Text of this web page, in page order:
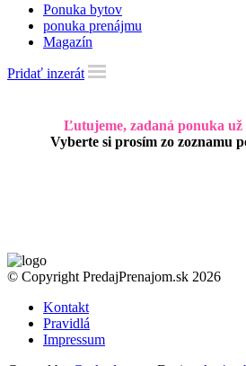
Ponuka bytov
ponuka prenájmu
Magazín
Pridať inzerát
Ľutujeme, zadaná ponuka
Vyberte si prosím zo zoznamu
© Copyright PredajPrenajom.sk 2026
Kontakt
Pravidlá
Impressum